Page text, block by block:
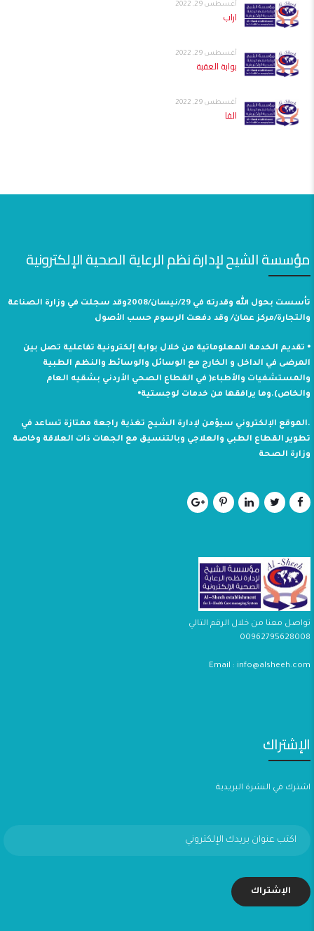
أغسطس 29, 2022
اراب
أغسطس 29, 2022
بوابة العقبة
أغسطس 29, 2022
الفا
مؤسسة الشيح لإدارة نظم الرعاية الصحية الإلكترونية
تأسست بحول الله وقدرته في 29/نيسان/2008وقد سجلت في وزارة الصناعة
والتجارة/مركز عمان/ وقد دفعت الرسوم حسب الأصول
⦁ تقديم الخدمة المعلوماتية من خلال بوابة إلكترونية تفاعلية تصل بين
المرضى في الداخل و الخارج مع الوسائل والوسائط والنظم الطبية
والمستشفيات والأطباء( في القطاع الصحي الأردني بشقيه العام
والخاص).وما يرافقها من خدمات لوجستية⦁
.الموقع الإلكتروني سيؤمن لإدارة الشيح تغذية راجعة ممتازة تساعد في
تطوير القطاع الطبي والعلاجي وبالتنسيق مع الجهات ذات العلاقة وخاصة
وزارة الصحة
تواصل معنا من خلال الرقم التالي
00962795628008
Email : info@alsheeh.com
الإشتراك
اشترك في النشرة البريدية